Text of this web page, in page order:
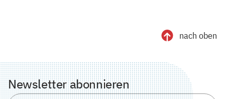
nach oben
Newsletter abonnieren